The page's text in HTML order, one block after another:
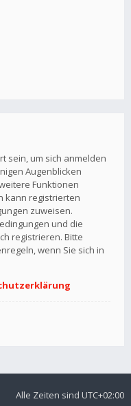
sein, um sich anmelden
Augenblicken
Funktionen
kann registrierten
zuweisen.
und die
registrieren. Bitte
wenn Sie sich in
Alle Zeiten sind UTC+02:00